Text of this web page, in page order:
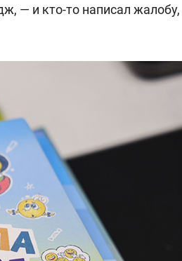
— и кто-то написал жалобу,